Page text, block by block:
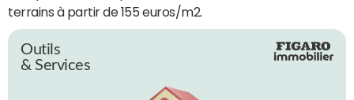
terrains à partir de 155 euros/m2.
Outils
& Services